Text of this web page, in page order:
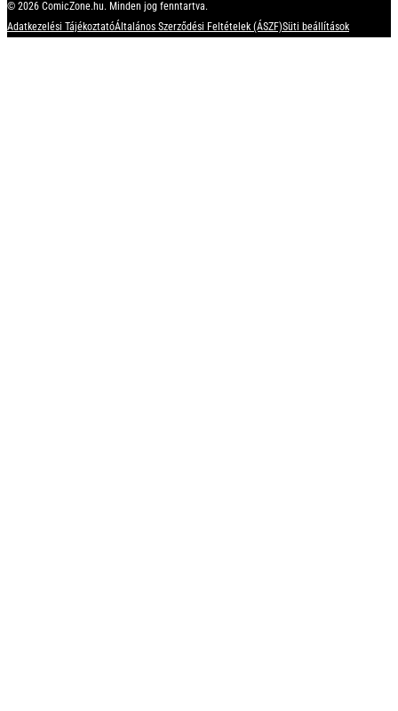
© 2026 ComicZone.hu. Minden jog fenntartva.
Adatkezelési TájékoztatóÁltalános Szerződési Feltételek (ÁSZF)Süti beállítások